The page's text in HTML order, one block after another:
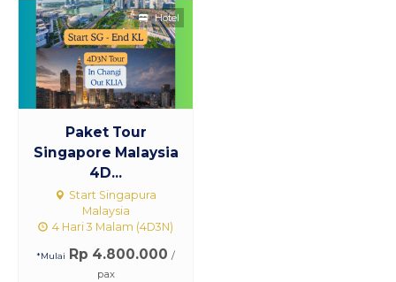
Paket Tour
Singapore Malaysia
4D...
Start Singapura
Malaysia
4 Hari 3 Malam (4D3N)
*Mulai Rp 4.800.000 /
pax
Hotel